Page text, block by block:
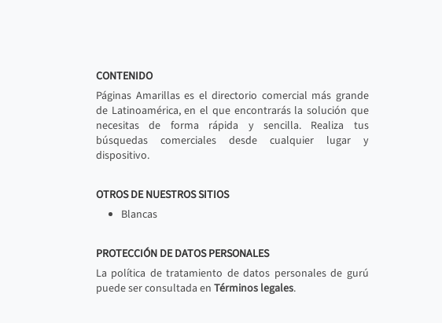
CONTENIDO
Páginas Amarillas es el directorio comercial más grande
de Latinoamérica, en el que encontrarás la solución que
necesitas de forma rápida y sencilla. Realiza tus
búsquedas comerciales desde cualquier lugar y
dispositivo.
OTROS DE NUESTROS SITIOS
Blancas
PROTECCIÓN DE DATOS PERSONALES
La política de tratamiento de datos personales de gurú
puede ser consultada en Términos legales.